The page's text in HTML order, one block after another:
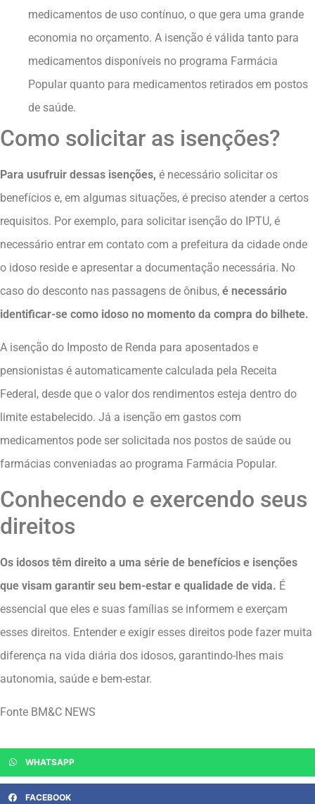
medicamentos de uso contínuo, o que gera uma grande
economia no orçamento. A isenção é válida tanto para
medicamentos disponíveis no programa Farmácia
Popular quanto para medicamentos retirados em postos
de saúde.
Como solicitar as isenções?
Para usufruir dessas isenções, é necessário solicitar os
benefícios e, em algumas situações, é preciso atender a certos
requisitos. Por exemplo, para solicitar isenção do IPTU, é
necessário entrar em contato com a prefeitura da cidade onde
o idoso reside e apresentar a documentação necessária. No
caso do desconto nas passagens de ônibus, é necessário
identificar-se como idoso no momento da compra do bilhete.
A isenção do Imposto de Renda para aposentados e
pensionistas é automaticamente calculada pela Receita
Federal, desde que o valor dos rendimentos esteja dentro do
limite estabelecido. Já a isenção em gastos com
medicamentos pode ser solicitada nos postos de saúde ou
farmácias conveniadas ao programa Farmácia Popular.
Conhecendo e exercendo seus
direitos
Os idosos têm direito a uma série de benefícios e isenções
que visam garantir seu bem-estar e qualidade de vida. É
essencial que eles e suas famílias se informem e exerçam
esses direitos. Entender e exigir esses direitos pode fazer muita
diferença na vida diária dos idosos, garantindo-lhes mais
autonomia, saúde e bem-estar.
Fonte BM&C NEWS
WHATSAPP
FACEBOOK